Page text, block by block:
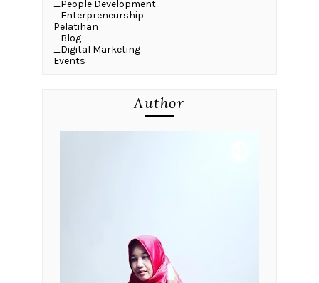
_People Development
_Enterpreneurship
Pelatihan
_Blog
_Digital Marketing
Events
Author